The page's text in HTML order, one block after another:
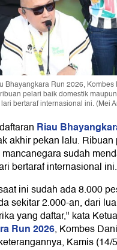
Bhayangkara Run 2026,
pelari baik domestik
bertaraf internasional ini. (Mei
Riau
akhir pekan lalu.
sudah
bertaraf internasional ini.
ini sudah ada 8.000
sekitar 2.000-an, dari
yang daftar," kata
Run 2026, Kombes
Kamis (14/